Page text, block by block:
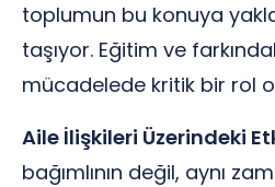
toplumun bu konuya
taşıyor. Eğitim ve
mücadelede kritik bir rol
Aile İlişkileri Üzerindeki
bağımlının değil, aynı